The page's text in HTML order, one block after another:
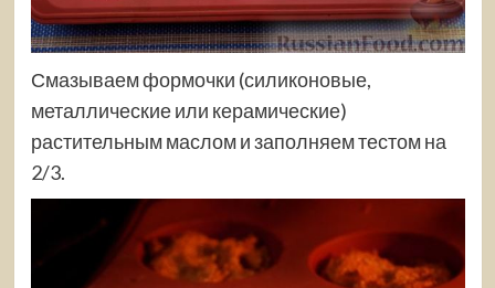
Смазываем формочки (силиконовые,
металлические или керамические)
растительным маслом и заполняем тестом на
2/3.